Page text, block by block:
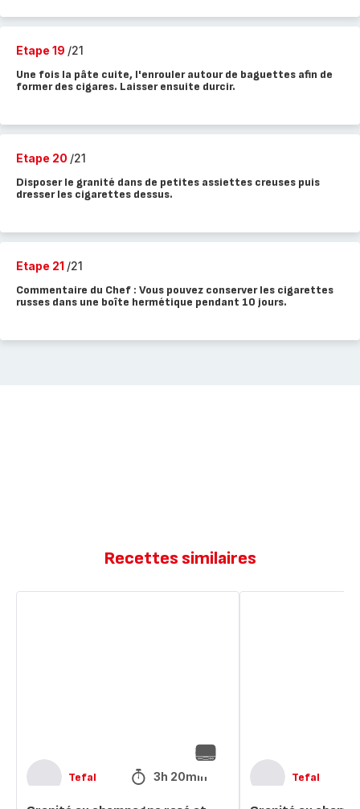
Etape 19 /21
Une fois la pâte cuite, l'enrouler autour de baguettes afin de
former des cigares. Laisser ensuite durcir.
Etape 20 /21
Disposer le granité dans de petites assiettes creuses puis
dresser les cigarettes dessus.
Etape 21 /21
Commentaire du Chef : Vous pouvez conserver les cigarettes
russes dans une boîte hermétique pendant 10 jours.
Recettes similaires
Tefal 3h 20min Tefal